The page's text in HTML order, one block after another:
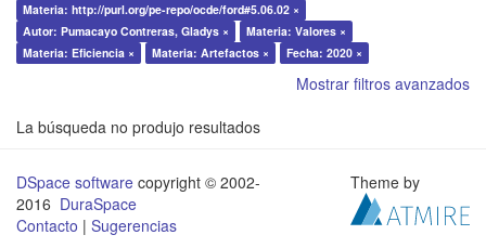
Materia: http://purl.org/pe-repo/ocde/ford#5.06.02 ×
Autor: Pumacayo Contreras, Gladys ×
Materia: Valores ×
Materia: Eficiencia ×
Materia: Artefactos × Fecha: 2020 ×
Mostrar filtros avanzados
La búsqueda no produjo resultados
DSpace software copyright © 2002-
2016 DuraSpace
Contacto | Sugerencias
Theme by